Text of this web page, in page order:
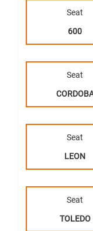
Seat
600
Seat
Seat
LEON
Seat
TOLEDO